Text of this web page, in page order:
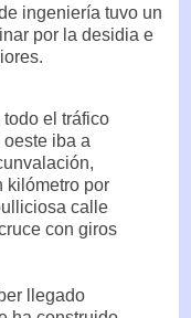
ingeniería tuvo un
por la desidia e
el tráfico
iba a
kilómetro por
calle
con giros
llegado